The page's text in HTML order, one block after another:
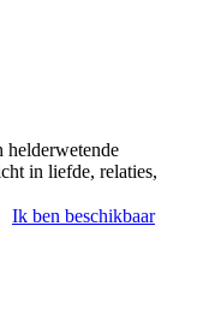
helderwetende
in liefde, relaties,
Ik ben beschikbaar